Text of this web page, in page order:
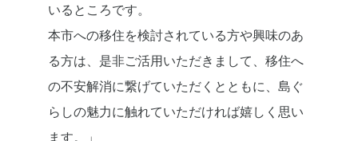
いるところです。
本市への移住を検討されている方や興味のあ
る方は、是非ご活用いただきまして、移住へ
の不安解消に繋げていただくとともに、島ぐ
らしの魅力に触れていただければ嬉しく思い
ます。」